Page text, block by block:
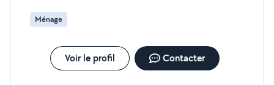
Ménage
Voir le profil Contacter